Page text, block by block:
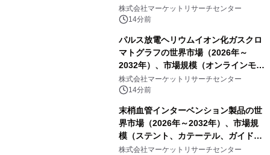
（GMR））・分析レポートを発表
株式会社マーケットリサーチセンター
14分前
パルス放電ヘリウムイオン化ガスクロ
マトグラフの世界市場（2026年～
2032年）、市場規模（オンラインモニ
タリング型、ラボラトリー型）・分析
レポートを発表
株式会社マーケットリサーチセンター
14分前
末梢血管インターベンション製品の世
界市場（2026年～2032年）、市場規
模（ステント、カテーテル、ガイドワ
イヤー、シース、下大静脈フィルタ
株式会社マーケットリサーチセンター